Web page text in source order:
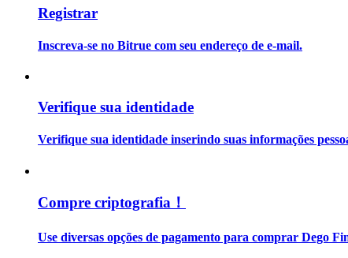
Informação
Análise de big data, incluindo informações comerciais, etc.
Registrar
Inscreva-se no Bitrue com seu endereço de e-mail.
Verifique sua identidade
Verifique sua identidade inserindo suas informações
Compre criptografia！
Use diversas opções de pagamento para comprar Dego